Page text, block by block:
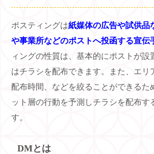
ポスティングは紙媒体の広告や試供品
や事業所などのポストへ投函する宣伝
ィングの性質は、基本的にポストが設
はチラシを配布できます。また、エリ
配布時間、などを絞ることができるた
ット層の行動を予測しチラシを配布す
す。
DMとは